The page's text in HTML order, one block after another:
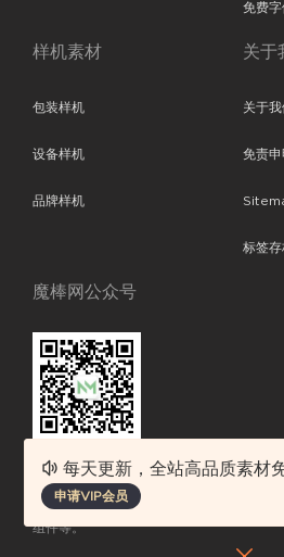
免费字
样机素材
包装样机
设备样机
品牌样机
关于
关于我
免责申
标签存
魔棒网公众号
魔棒网提供优质设计模板下载，分享优秀
平面素材、ppt模板、网页设计、前端代码
组件等。
每天更新，全站高品质素材
申请VIP会员